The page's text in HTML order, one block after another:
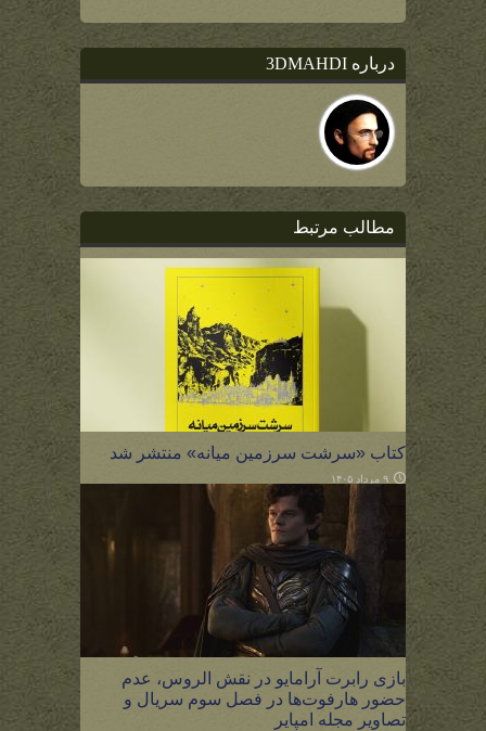
درباره 3DMAHDI
مطالب مرتبط
کتاب «سرشت سرزمین میانه» منتشر شد
۹ مرداد ۱۴۰۵
بازی رابرت آرامایو در نقش الروس، عدم
حضور هارفوت‌ها در فصل سوم سریال و
تصاویر مجله امپایر